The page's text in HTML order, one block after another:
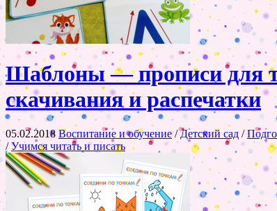
Шаблоны — прописи для
скачивания и распечатки
05.02.2018 Воспитание и обучение/Детский сад /
/Учимся читать и писать